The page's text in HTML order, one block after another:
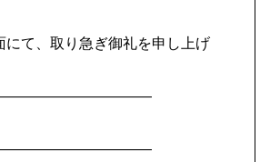
にて、取り急ぎ御礼を申し上げ